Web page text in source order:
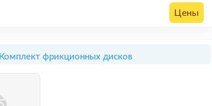
Цены
Комплект фрикционных дисков